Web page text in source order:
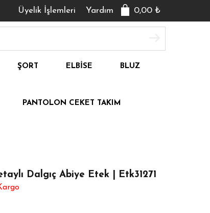
0,00 ₺
Yardım
Üyelik İşlemleri
ŞORT ELBISE BLUZ
PANTOLON CEKET TAKIM
Dalgıç Abiye Etek | Etk31271